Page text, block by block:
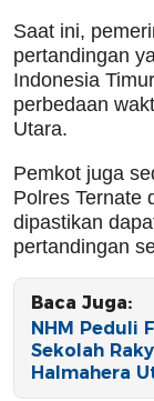
Saat ini,
pertandingan
Indonesia
perbedaan
Utara.
Pemkot juga
Polres Ternate
dipastikan
pertandingan
Baca Juga:
NHM Peduli
Sekolah
Halmahera